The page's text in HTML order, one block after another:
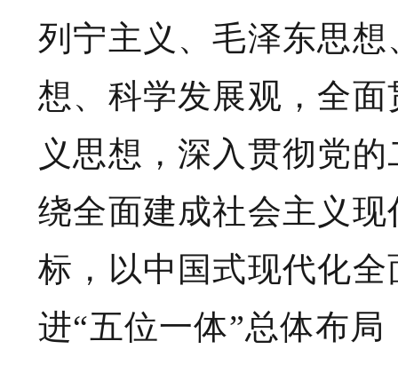
列宁主义、毛泽东思
想、科学发展观，全
义思想，深入贯彻党
绕全面建成社会主义
标，以中国式现代化
进“五位一体”总体布